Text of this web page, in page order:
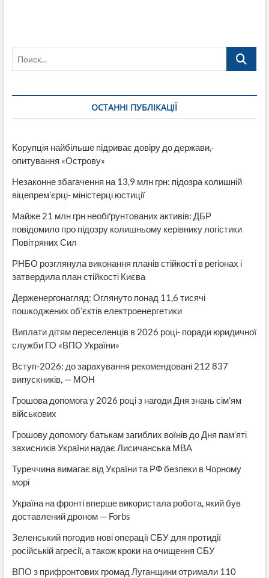
Поиск…
ОСТАННІ ПУБЛІКАЦІЇ
Корупція найбільше підриває довіру до держави,-
опитування «Острову»
Незаконне збагачення на 13,9 млн грн: підозра колишній
віцепрем’єрці- міністерці юстиції
Майже 21 млн грн необґрунтованих активів: ДБР
повідомило про підозру колишньому керівнику логістики
Повітряних Сил
РНБО розглянула виконання планів стійкості в регіонах і
затвердила план стійкості Києва
Держенергонагляд: Оглянуто понад 11,6 тисячі
пошкоджених об’єктів електроенергетики
Виплати дітям переселенців в 2026 році- поради юридичної
служби ГО «ВПО України»
Вступ-2026: до зарахування рекомендовані 212 837
випускників, — МОН
Грошова допомога у 2026 році з нагоди Дня знань сім’ям
військових
Грошову допомогу батькам загиблих воїнів до Дня пам’яті
захисників України надає Лисичанська МВА
Туреччина вимагає від України та РФ безпеки в Чорному
морі
Україна на фронті вперше використала робота, який був
доставлений дроном — Forbs
Зеленський погодив нові операції СБУ для протидії
російській агресії, а також кроки на очищення СБУ
ВПО з прифронтових громад Луганщини отримали 110